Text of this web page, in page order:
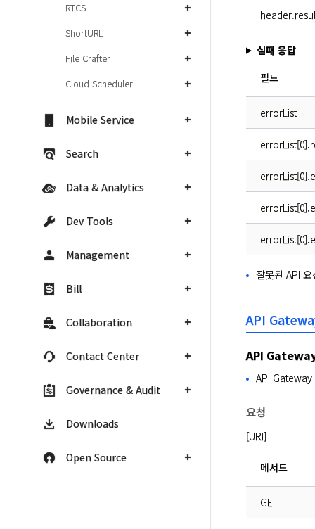
RTCS
ShortURL
File Crafter
Cloud Scheduler
Mobile Service
Search
Data & Analytics
Dev Tools
Management
Bill
Collaboration
Contact Center
Governance & Audit
Downloads
Open Source
실패 응답
필드
errorList
잘못된 API
API
API
API Gateway
요청
[URI]
메서드
GET